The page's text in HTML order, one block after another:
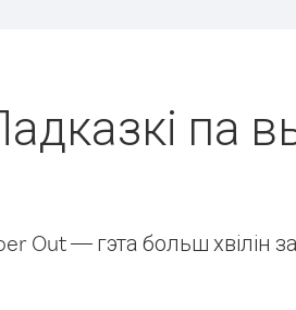
па
Out — гэта больш хвілін